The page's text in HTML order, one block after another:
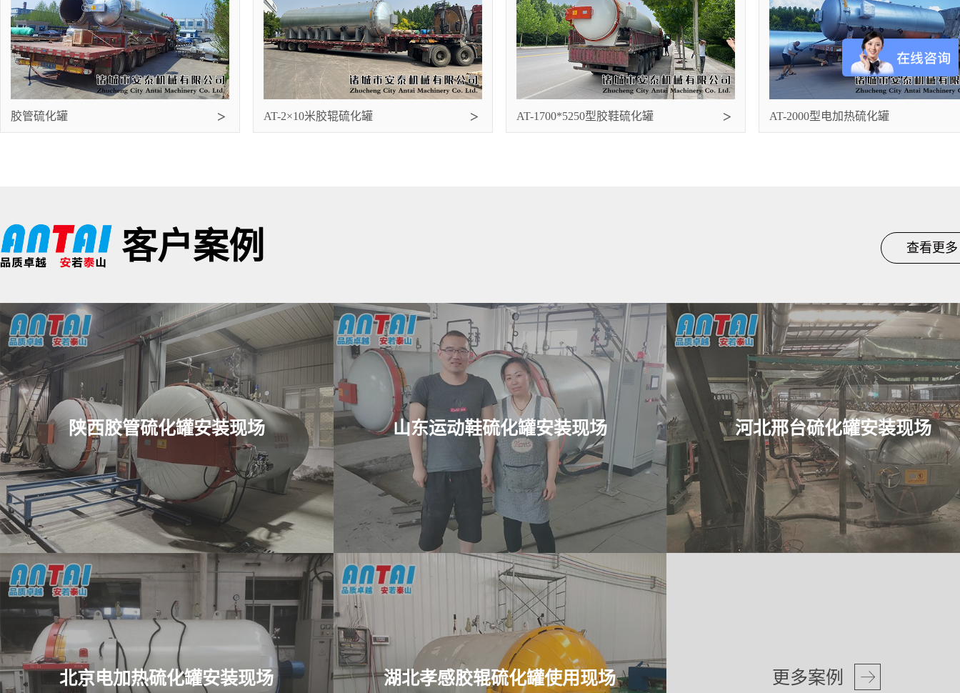
胶管硫化罐 AT-2×10米胶辊硫化罐 AT-1700*5250型胶鞋硫化罐 AT-2000型电加热硫化罐
客户案例 查看更多
陕西胶管硫化罐安装现场 山东运动鞋硫化罐安装现场 河北邢台硫化罐安装现场
北京电加热硫化罐安装现场 湖北孝感胶辊硫化罐使用现场 更多案例